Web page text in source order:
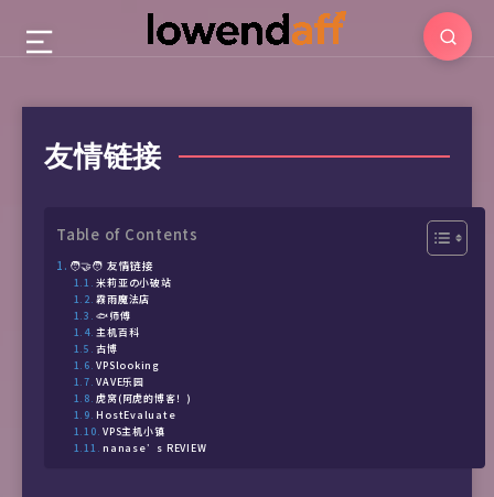
友情链接
Table of Contents
🧑‍🤝‍🧑 友情链接
米莉亚の小破站
霧雨魔法店
🐟师傅
主机百科
古博
VPSlooking
VAVE乐园
虎窝(阿虎的博客！)
HostEvaluate
VPS主机小镇
nanase’s REVIEW